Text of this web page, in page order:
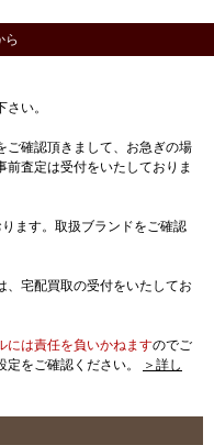
ら
い。
確認頂きまして、お急ぎの場
査定は受付をいたしておりま
ます。取扱ブランドをご確認
宅配買取の受付をいたしてお
には責任を負いかねますのでご
をご確認ください。
＞詳し